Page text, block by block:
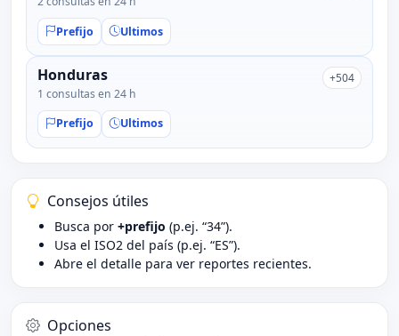
Prefijo Ultimos
Honduras
1 consultas en 24 h
+504
Prefijo Ultimos
Consejos útiles
Busca por +prefijo (p.ej. “34”).
Usa el ISO2 del país (p.ej. “ES”).
Abre el detalle para ver reportes recientes.
Opciones